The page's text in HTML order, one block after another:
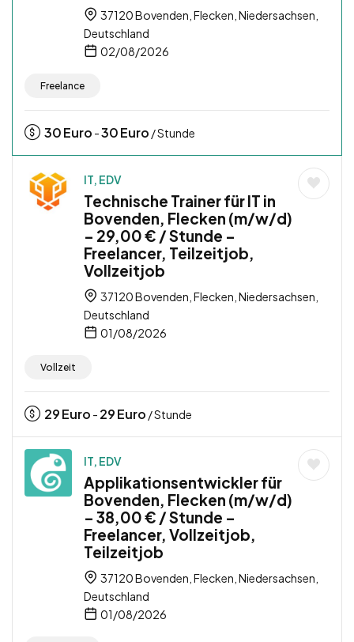
37120 Bovenden, Flecken, Niedersachsen,
Deutschland
02/08/2026
Freelance
30Euro -30Euro / Stunde
IT, EDV
Technische Trainer für IT in
Bovenden, Flecken (m/w/d)
– 29,00 € / Stunde –
Freelancer, Teilzeitjob,
Vollzeitjob
37120 Bovenden, Flecken, Niedersachsen,
Deutschland
01/08/2026
Vollzeit
29Euro - 29Euro / Stunde
IT, EDV
Applikationsentwickler für
Bovenden, Flecken (m/w/d)
– 38,00 € / Stunde –
Freelancer, Vollzeitjob,
Teilzeitjob
37120 Bovenden, Flecken, Niedersachsen,
Deutschland
01/08/2026